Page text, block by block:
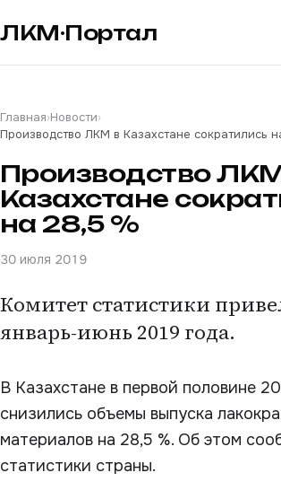
ЛКМ·Портал
Главная›Новости›
Производство ЛКМ в Казахстане сократились
Производство
Казахстане
на 28,5 %
30 июля 2019
Комитет статистики
январь-июнь 2019 года.
В Казахстане в первой половине
снизились объемы выпуска
материалов на 28,5 %. Об этом
статистики страны.